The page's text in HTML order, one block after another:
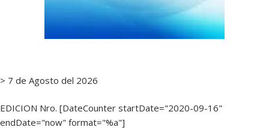
> 7 de Agosto del 2026
EDICION Nro. [DateCounter startDate="2020-09-16"
endDate="now" format="%a"]